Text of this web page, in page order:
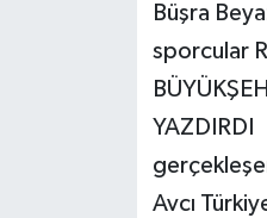
Büşra
sporcular
YAZDIRDI
Avcı